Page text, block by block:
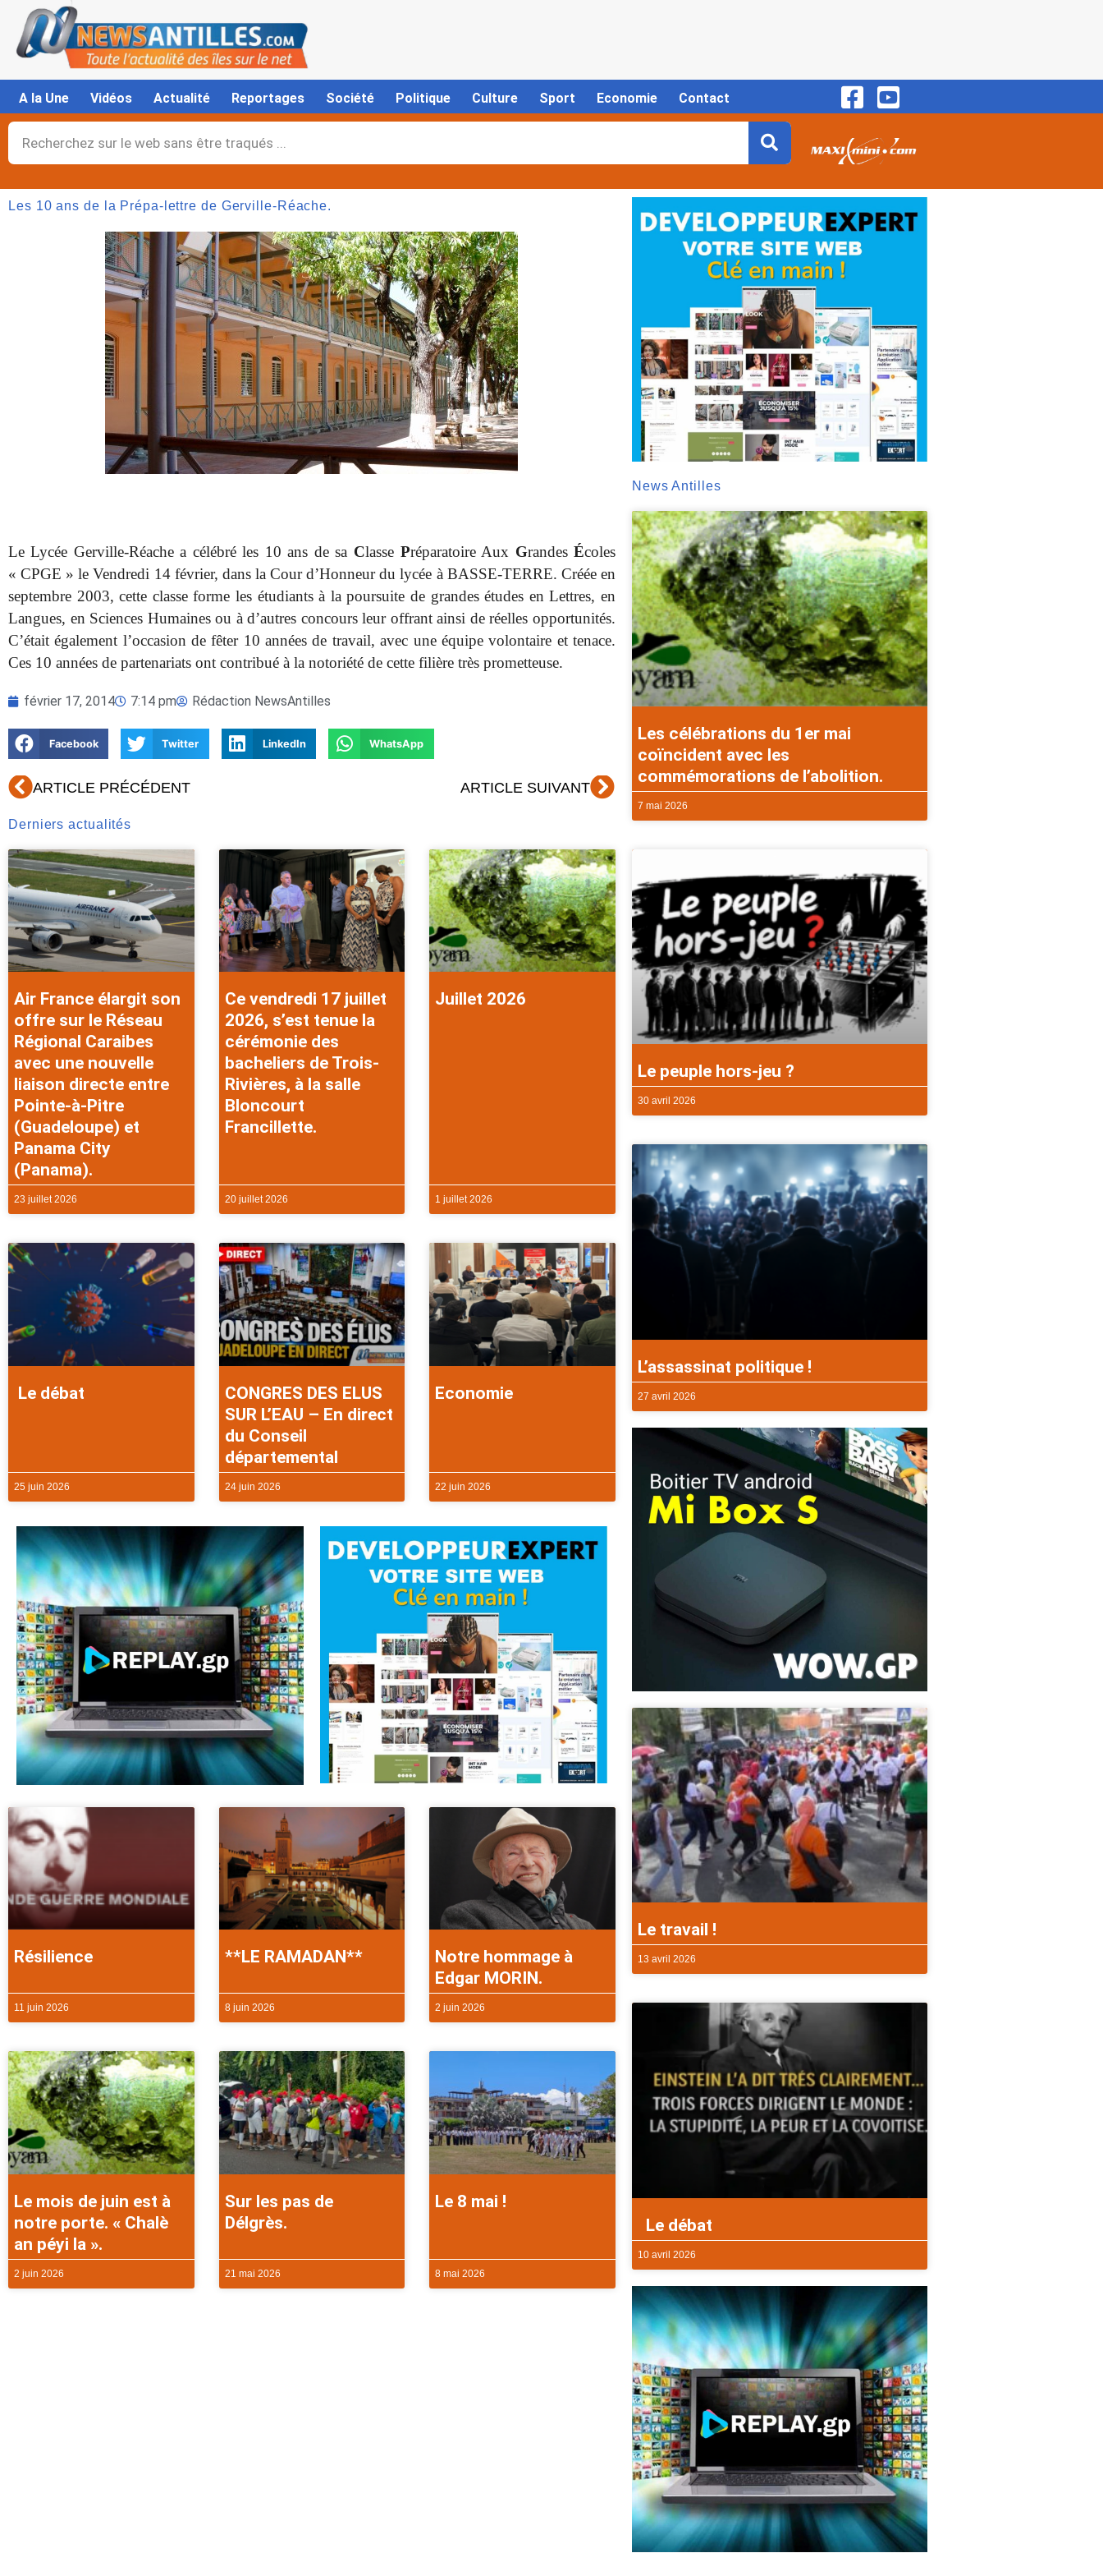
contenu
A la Une Vidéos Actualité Reportages Société Politique Culture Sport Economie Contact
Rechercher
Les 10 ans de la Prépa-lettre de Gerville-Réache.
Le Lycée Gerville-Réache a célébré les 10 ans de sa Classe Préparatoire Aux Grandes Écoles
« CPGE » le Vendredi 14 février, dans la Cour d’Honneur du lycée à BASSE-TERRE. Créée en
septembre 2003, cette classe forme les étudiants à la poursuite de grandes études en Lettres, en
Langues, en Sciences Humaines ou à d’autres concours leur offrant ainsi de réelles opportunités.
C’était également l’occasion de fêter 10 années de travail, avec une équipe volontaire et tenace.
Ces 10 années de partenariats ont contribué à la notoriété de cette filière très prometteuse.
février 17, 2014 7:14 pm Rédaction NewsAntilles
Facebook Twitter LinkedIn WhatsApp
Précédent
ARTICLE PRÉCÉDENT ARTICLE SUIVANTSuivant
Derniers actualités
Air France élargit son
offre sur le Réseau
Régional Caraibes
avec une nouvelle
liaison directe entre
Pointe-à-Pitre
(Guadeloupe) et
Panama City
(Panama).
23 juillet 2026
Ce vendredi 17 juillet
2026, s’est tenue la
cérémonie des
bacheliers de Trois-
Rivières, à la salle
Bloncourt
Francillette.
20 juillet 2026
Juillet 2026
1 juillet 2026
Le débat
25 juin 2026
CONGRES DES ELUS
SUR L’EAU – En direct
du Conseil
départemental
24 juin 2026
Economie
22 juin 2026
Résilience
11 juin 2026
**LE RAMADAN**
8 juin 2026
Notre hommage à
Edgar MORIN.
2 juin 2026
Le mois de juin est à
notre porte. « Chalè
an péyi la ».
2 juin 2026
Sur les pas de
Délgrès.
21 mai 2026
Le 8 mai !
8 mai 2026
News Antilles
Les célébrations du 1er mai
coïncident avec les
commémorations de l’abolition.
7 mai 2026
Le peuple hors-jeu ?
30 avril 2026
L’assassinat politique !
27 avril 2026
Le travail !
13 avril 2026
Le débat
10 avril 2026